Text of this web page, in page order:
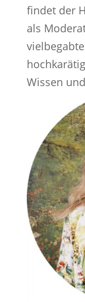
findet der
als
Wissen